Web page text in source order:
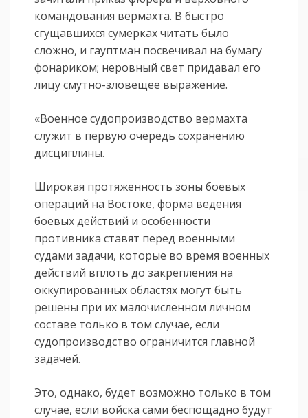
командования вермахта. В быстро
сгущавшихся сумерках читать было
сложно, и гауптман посвечивал на бумагу
фонариком; неровный свет придавал его
лицу смутно-зловещее выражение.
«Военное судопроизводство вермахта
служит в первую очередь сохранению
дисциплины.
Широкая протяженность зоны боевых
операций на Востоке, форма ведения
боевых действий и особенности
противника ставят перед военными
судами задачи, которые во время военных
действий вплоть до закрепления на
оккупированных областях могут быть
решены при их малочисленном личном
составе только в том случае, если
судопроизводство ограничится главной
задачей.
Это, однако, будет возможно только в том
случае, если войска сами беспощадно будут